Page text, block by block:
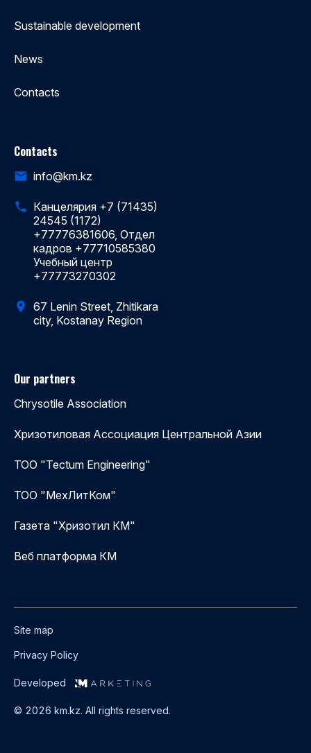
Sustainable development
News
Contacts
Contacts
info@km.kz
Канцелярия +7 (71435)
24545 (1172)
+77776381606, Отдел
кадров +77710585380
Учебный центр
+77773270302
67 Lenin Street, Zhitikara
city, Kostanay Region
Our partners
Chrysotile Association
Хризотиловая Ассоциация Центральной Азии
ТОО "Tectum Engineering"
ТОО "МехЛитКом"
Газета "Хризотил КМ"
Веб платформа КМ
© 2026 km.kz. All rights reserved.
Site map
Privacy Policy
Developed